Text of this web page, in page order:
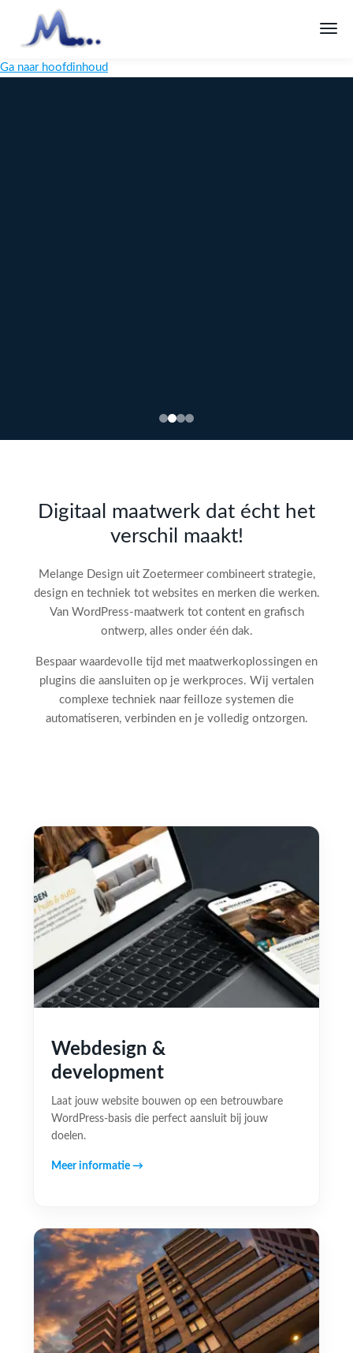
Ga naar hoofdinhoud
de SEO-
audit
Digitaal maatwerk dat écht het
verschil maakt!
Melange Design uit Zoetermeer combineert strategie,
design en techniek tot websites en merken die werken.
Van WordPress-maatwerk tot content en grafisch
ontwerp, alles onder één dak.
Bespaar waardevolle tijd met maatwerkoplossingen en
plugins die aansluiten op je werkproces. Wij vertalen
complexe techniek naar feilloze systemen die
automatiseren, verbinden en je volledig ontzorgen.
Webdesign &
development
Laat jouw website bouwen op een betrouwbare
WordPress-basis die perfect aansluit bij jouw
doelen.
Meer informatie →